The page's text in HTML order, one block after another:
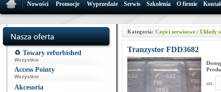
Nowości Promocje Wyprzedaże Serwis Szkolenia O firmie
♻️ Towary refurbished
Wszystkie
Access Pointy
Wszystkie
Akcesoria
Kategoria: Części serwisowe/ Układy
Tranzystor FDD3682
szt: